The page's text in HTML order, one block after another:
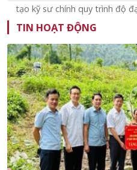
tạo kỹ sư chính quy trình độ
TIN HOẠT ĐỘNG